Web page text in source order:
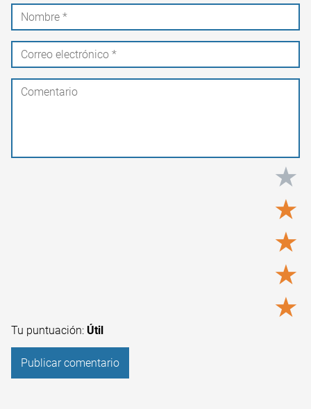
★
★
★
★
★
Tu puntuación: Útil